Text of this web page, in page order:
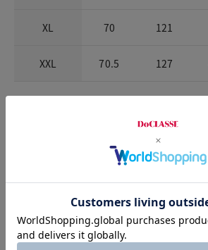
XL 70 121
XXL 70.5 127
チャット相談をする
Check the recommended size
Try this item on